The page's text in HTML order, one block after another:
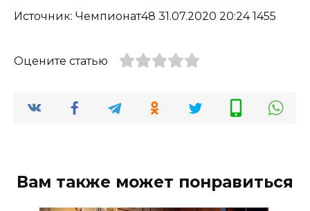
Источник: Чемпионат48 31.07.2020 20:24 1455
Оцените статью
Вам также может понравиться